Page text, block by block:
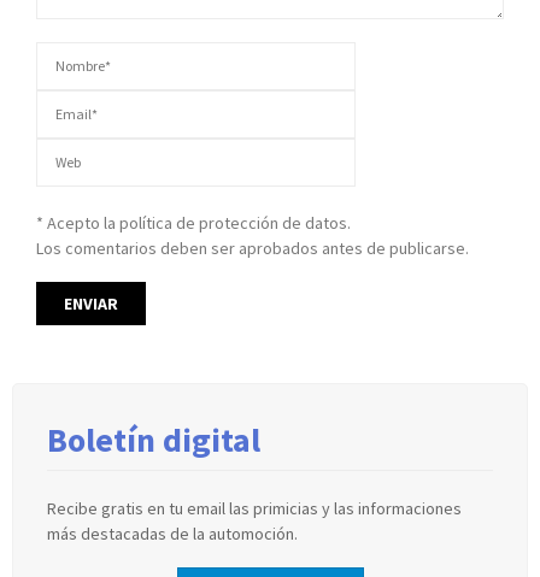
* Acepto la política de protección de datos.
Los comentarios deben ser aprobados antes de publicarse.
Boletín digital
Recibe gratis en tu email las primicias y las informaciones
más destacadas de la automoción.